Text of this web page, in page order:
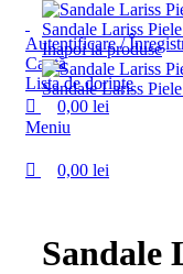
Autentificare /
Caută
Lista de dorințe
0,00 lei
Meniu
0,00 lei
Sandale Lariss
Inapoi la produse
Sandale Lariss
Sandale